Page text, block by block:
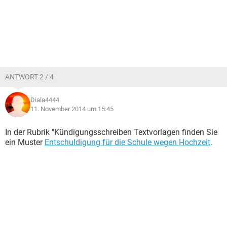
ANTWORT 2 / 4
Diala4444
11. November 2014 um 15:45
In der Rubrik "Kündigungsschreiben Textvorlagen finden Sie
ein Muster Entschuldigung für die Schule wegen Hochzeit.